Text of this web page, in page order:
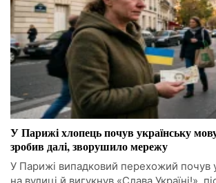
У Парижі хлопець почув українську
зробив далі, зворушило мережу
У Парижі випадковий перехожий почув